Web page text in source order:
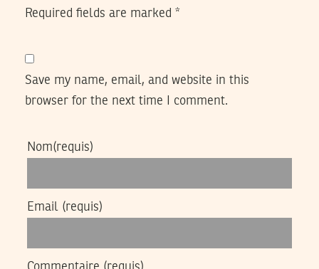
Required fields are marked *
Save my name, email, and website in this
browser for the next time I comment.
Nom(requis)
Email (requis)